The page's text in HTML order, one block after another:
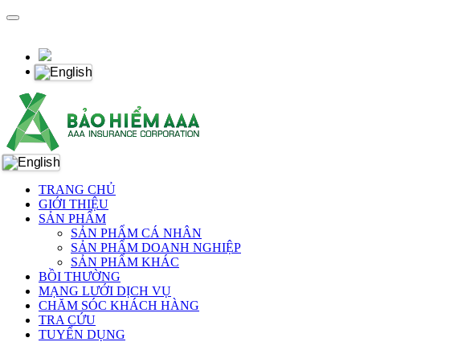
TRANG CHỦ
GIỚI THIỆU
SẢN PHẨM
SẢN PHẨM CÁ NHÂN
SẢN PHẨM DOANH NGHIỆP
SẢN PHẨM KHÁC
BỒI THƯỜNG
MẠNG LƯỚI DỊCH VỤ
CHĂM SÓC KHÁCH HÀNG
TRA CỨU
TUYỂN DỤNG